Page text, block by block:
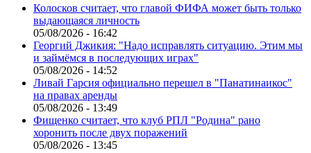
Колосков считает, что главой ФИФА может быть только
выдающаяся личность
05/08/2026 - 16:42
Георгий Джикия: "Надо исправлять ситуацию. Этим мы
и займёмся в последующих играх"
05/08/2026 - 14:52
Ливай Гарсия официально перешел в "Панатинаикос"
на правах аренды
05/08/2026 - 13:49
Фищенко считает, что клуб РПЛ "Родина" рано
хоронить после двух поражений
05/08/2026 - 13:45